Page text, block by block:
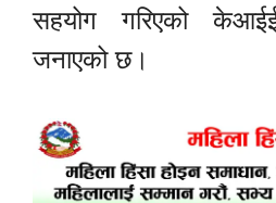
सहयोग गरिएको
जनाएको छ।